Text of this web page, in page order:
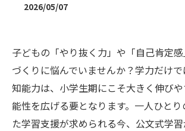
2026/05/07
子どもの「やり抜く力」や「自己肯定
づくりに悩んでいませんか？学力だけ
知能力は、小学生期にこそ大きく伸び
能性を広げる要となります。一人ひと
た学習支援が求められる今、公文式学